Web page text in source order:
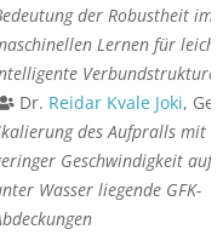
der Robustheit im
Lernen für
Dr. Reidar Kvale Joki,
des Aufpralls mit
Geschwindigkeit auf
Wasser liegende GFK-